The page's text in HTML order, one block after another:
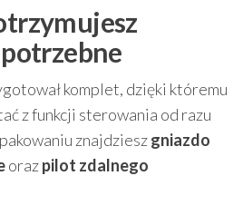
komplet, dzięki któremu
z funkcji sterowania od razu
znajdzieszgniazdo
orazpilot zdalnego